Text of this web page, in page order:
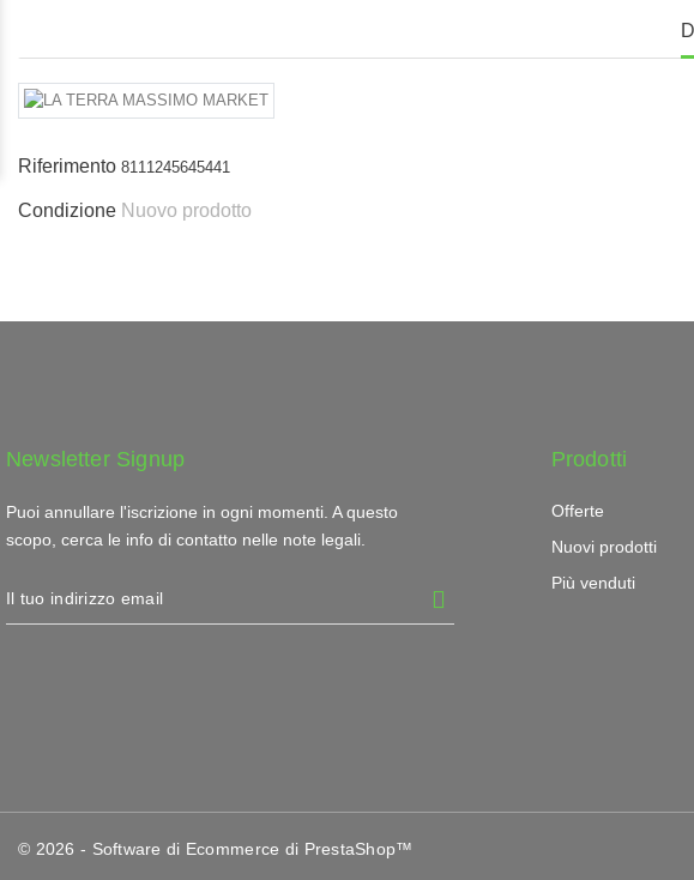
Riferimento 8111245645441
Condizione Nuovo prodotto
Newsletter Signup
Puoi annullare l'iscrizione in ogni momenti. A questo
scopo, cerca le info di contatto nelle note legali.
Prodotti
Offerte
Nuovi prodotti
Più venduti
© 2026 - Software di Ecommerce di PrestaShop™